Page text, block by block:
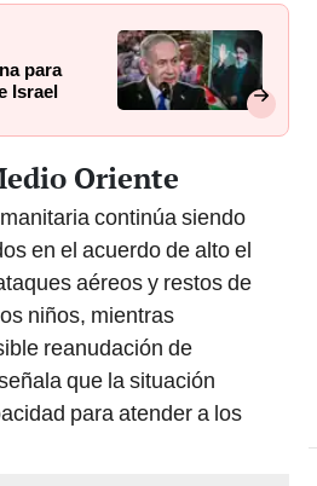
para
Israel
Oriente
continúa siendo
en el acuerdo de alto el
aéreos y restos de
niños, mientras
reanudación de
que la situación
para atender a los